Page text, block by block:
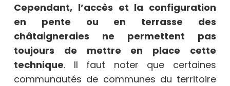
Cependant, l’accès et la configuration
en pente ou en terrasse des
châtaigneraies ne permettent pas
toujours de mettre en place cette
technique. Il faut noter que certaines
communautés de communes du territoire